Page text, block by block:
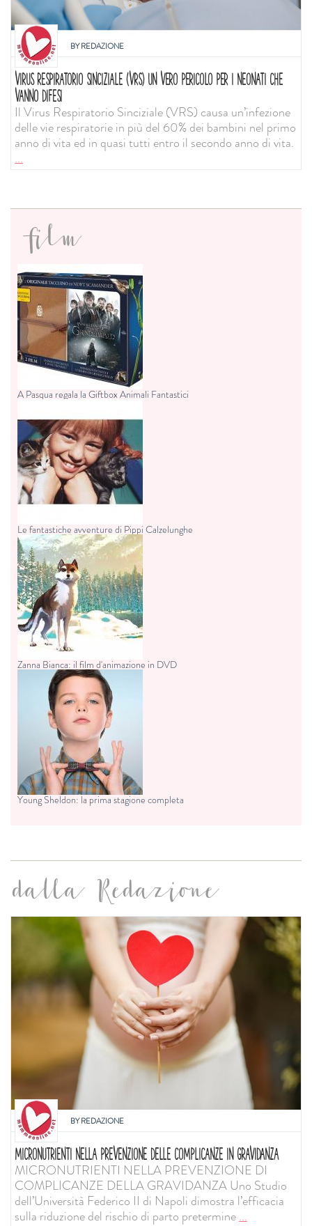
BYREDAZIONE
VIRUS RESPIRATORIO SINCIZIALE (VRS) UN VERO PERICOLO PER I NEONATI CHE
VANNO DIFESI
Il Virus Respiratorio Sinciziale (VRS) causa un’infezione
delle vie respiratorie in più del 60% dei bambini nel primo
anno di vita ed in quasi tutti entro il secondo anno di vita.
...
film
A Pasqua regala la Giftbox Animali Fantastici
Le fantastiche avventure di Pippi Calzelunghe
Zanna Bianca: il film d'animazione in DVD
Young Sheldon: la prima stagione completa
dalla Redazione
BYREDAZIONE
MICRONUTRIENTI NELLA PREVENZIONE DELLE COMPLICANZE IN GRAVIDANZA
MICRONUTRIENTI NELLA PREVENZIONE DI
COMPLICANZE DELLA GRAVIDANZA Uno Studio
dell’Università Federico II di Napoli dimostra l’efficacia
sulla riduzione del rischio di parto pretermine...